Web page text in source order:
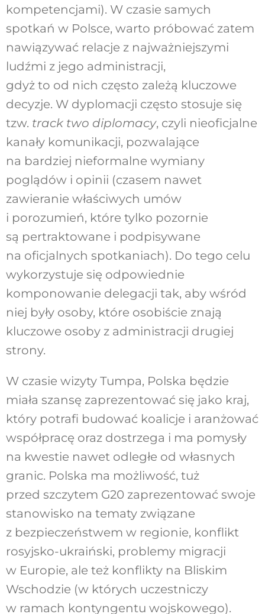
kompetencjami). W czasie samych
spotkań w Polsce, warto próbować zatem
nawiązywać relacje z najważniejszymi
ludźmi z jego administracji,
gdyż to od nich często zależą kluczowe
decyzje. W dyplomacji często stosuje się
tzw. track two diplomacy, czyli nieoficjalne
kanały komunikacji, pozwalające
na bardziej nieformalne wymiany
poglądów i opinii (czasem nawet
zawieranie właściwych umów
i porozumień, które tylko pozornie
są pertraktowane i podpisywane
na oficjalnych spotkaniach). Do tego celu
wykorzystuje się odpowiednie
komponowanie delegacji tak, aby wśród
niej były osoby, które osobiście znają
kluczowe osoby z administracji drugiej
strony.
W czasie wizyty Tumpa, Polska będzie
miała szansę zaprezentować się jako kraj,
który potrafi budować koalicje i aranżować
współpracę oraz dostrzega i ma pomysły
na kwestie nawet odległe od własnych
granic. Polska ma możliwość, tuż
przed szczytem G20 zaprezentować swoje
stanowisko na tematy związane
z bezpieczeństwem w regionie, konflikt
rosyjsko-ukraiński, problemy migracji
w Europie, ale też konflikty na Bliskim
Wschodzie (w których uczestniczy
w ramach kontyngentu wojskowego).